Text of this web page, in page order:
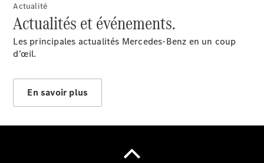
Notre
environnemental
Actualité
Actualités et événements.
Les principales actualités Mercedes-Benz en un coup
d’œil.
En savoir plus